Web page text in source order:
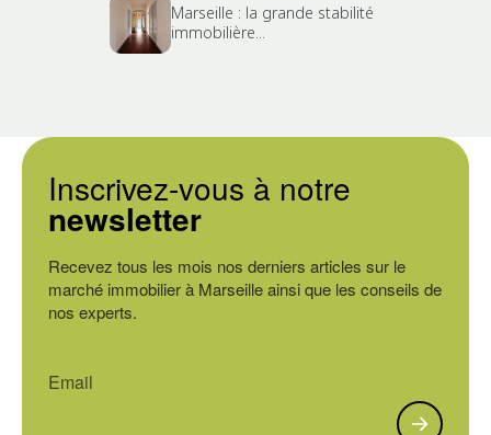
Marseille : la grande stabilité
immobilière...
Inscrivez-vous à notre
newsletter
Recevez tous les mois nos derniers articles sur le
marché immobilier à Marseille ainsi que les conseils de
nos experts.